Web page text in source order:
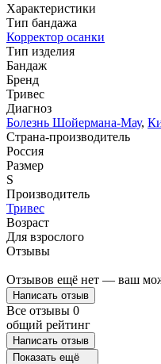
Характеристики
Тип бандажа
Корректор осанки
Тип изделия
Бандаж
Бренд
Тривес
Диагноз
Болезнь Шойермана-Мау,
Страна-производитель
Россия
Размер
S
Производитель
Тривес
Возраст
Для взрослого
Отзывы
Отзывов ещё нет — ваш
Написать отзыв
Все отзывы 0
общий рейтинг
Написать отзыв
Показать ещё